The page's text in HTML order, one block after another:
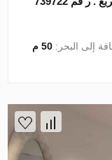
إلى البحر:50 م